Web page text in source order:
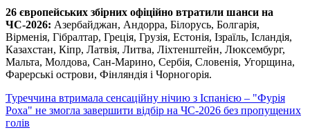
26 європейських збірних офіційно втратили шанси на
ЧС-2026: Азербайджан, Андорра, Білорусь, Болгарія,
Вірменія, Гібралтар, Греція, Грузія, Естонія, Ізраїль, Ісландія,
Казахстан, Кіпр, Латвія, Литва, Ліхтенштейн, Люксембург,
Мальта, Молдова, Сан-Марино, Сербія, Словенія, Угорщина,
Фарерські острови, Фінляндія і Чорногорія.
Туреччина втримала сенсаційну нічию з Іспанією – "Фурія
Роха" не змогла завершити відбір на ЧС-2026 без пропущених
голів